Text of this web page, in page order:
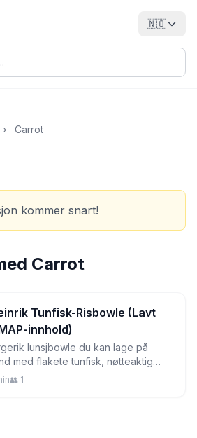
🇳🇴
› Carrot
kommer snart!
Carrot
Tunfisk-Risbowle (Lavt
innhold)
lunsjbowle du kan lage på
med flakete tunfisk, nøtteaktig
og sprø frø – perfekt for matprep
👥 1